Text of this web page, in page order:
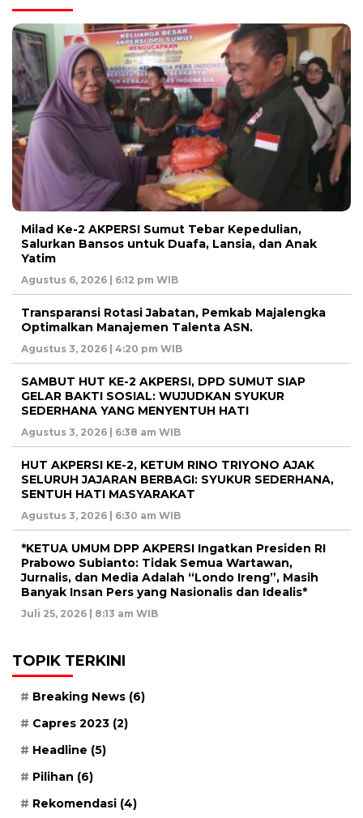
Milad Ke-2 AKPERSI Sumut Tebar Kepedulian,
Salurkan Bansos untuk Duafa, Lansia, dan Anak
Yatim
Agustus 6, 2026 | 6:12 pm WIB
Transparansi Rotasi Jabatan, Pemkab Majalengka
Optimalkan Manajemen Talenta ASN.
Agustus 3, 2026 | 4:20 pm WIB
SAMBUT HUT KE-2 AKPERSI, DPD SUMUT SIAP
GELAR BAKTI SOSIAL: WUJUDKAN SYUKUR
SEDERHANA YANG MENYENTUH HATI
Agustus 3, 2026 | 6:38 am WIB
HUT AKPERSI KE-2, KETUM RINO TRIYONO AJAK
SELURUH JAJARAN BERBAGI: SYUKUR SEDERHANA,
SENTUH HATI MASYARAKAT
Agustus 3, 2026 | 6:30 am WIB
*KETUA UMUM DPP AKPERSI Ingatkan Presiden RI
Prabowo Subianto: Tidak Semua Wartawan,
Jurnalis, dan Media Adalah “Londo Ireng”, Masih
Banyak Insan Pers yang Nasionalis dan Idealis*
Juli 25, 2026 | 8:13 am WIB
TOPIK TERKINI
Breaking News (6)
Capres 2023 (2)
Headline (5)
Pilihan (6)
Rekomendasi (4)